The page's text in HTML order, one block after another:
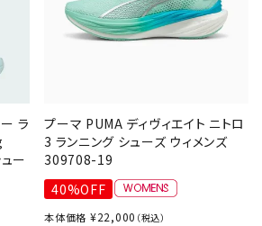
ラ
ー
プーマ PUMA ディヴィエイト ニトロ
3 ランニング シューズ ウィメンズ
309708-19
40%OFF
本体価格 ¥22,000 （税込）